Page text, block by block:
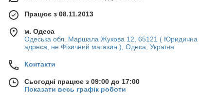
Працює з 08.11.2013
м. Одеса
Одеська обл. Маршала Жукова 12, 65121 ( Юридична
адреса, не Фізичний магазин ), Одеса, Україна
Контакти
Сьогодні працює з 09:00 до 17:00
Показати весь графік роботи